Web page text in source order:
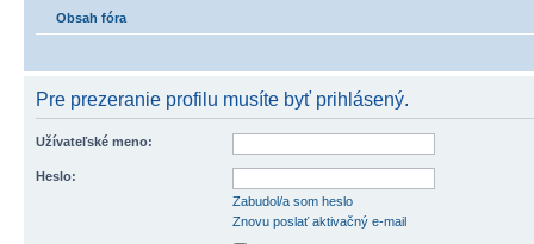
Obsah fóra
Pre prezeranie profilu musíte byť prihlásený.
Užívateľské meno:
Heslo:
Zabudol/a som heslo
Znovu poslať aktivačný e-mail